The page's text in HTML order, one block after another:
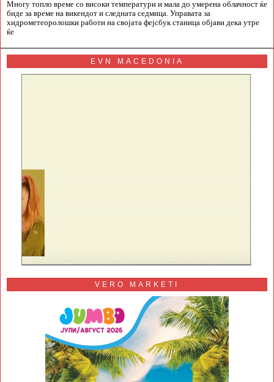
Многу топло време со високи температури и мала до умерена облачност ќе
биде за време на викендот и следната седмица. Управата за
хидрометеоролошки работи на својата фејсбук станица објави дека утре
ќе
EVN MACEDONIA
VERO MARKETI